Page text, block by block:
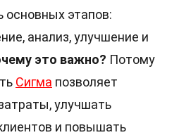
основных этапов:
анализ, улучшение и
это важно? Потому
Сигма позволяет
улучшать
и повышать